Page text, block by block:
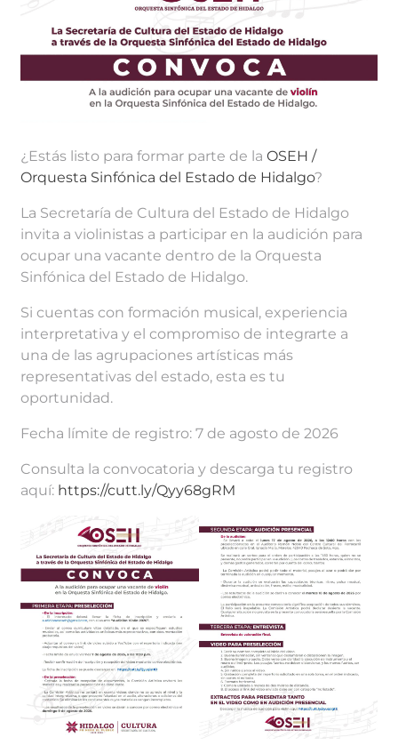
¿Estás listo para formar parte de la OSEH /
Orquesta Sinfónica del Estado de Hidalgo?
La Secretaría de Cultura del Estado de Hidalgo
invita a violinistas a participar en la audición para
ocupar una vacante dentro de la Orquesta
Sinfónica del Estado de Hidalgo.
Si cuentas con formación musical, experiencia
interpretativa y el compromiso de integrarte a
una de las agrupaciones artísticas más
representativas del estado, esta es tu
oportunidad.
Fecha límite de registro: 7 de agosto de 2026
Consulta la convocatoria y descarga tu registro
aquí: https://cutt.ly/Qyy68gRM